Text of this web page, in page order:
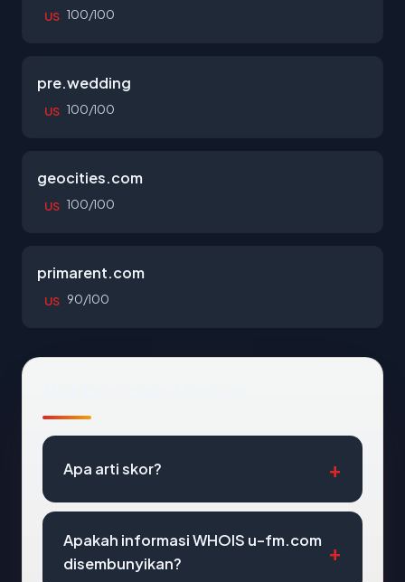
US 100/100
pre.wedding
US 100/100
geocities.com
US 100/100
primarent.com
US 90/100
Apa arti skor?
Apakah informasi WHOIS u-fm.com
disembunyikan?